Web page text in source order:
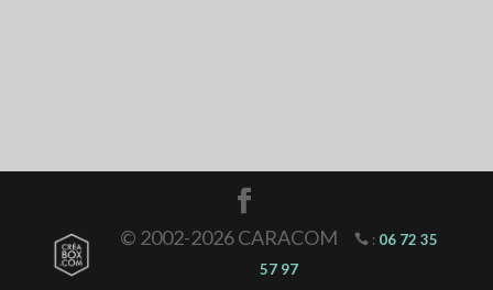
© 2002-2026 CARACOM : 06 72 35
57 97